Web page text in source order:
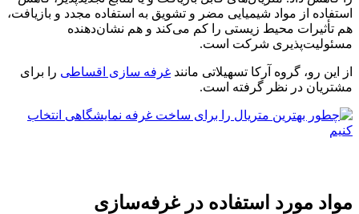
استفاده از مواد شیمیایی مضر و تشویق به استفاده مجدد و بازیافت،
هم تأثیرات محیط زیستی را کم می‌کند و هم نشان‌دهنده
مسئولیت‌پذیری شرکت است.
از این رو، گروه آرکا تسهیلاتی مانند غرفه سازی اقساطی را برای
مشتریان در نظر گرفته است.
مواد مورد استفاده در غرفه‌سازی